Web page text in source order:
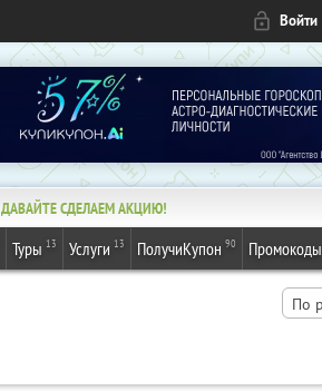
Войти
ДАВАЙТЕ СДЕЛАЕМ АКЦИЮ!
Туры 13 Услуги 13 ПолучиКупон 90 Промокоды
По